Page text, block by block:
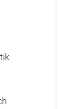
Sternen